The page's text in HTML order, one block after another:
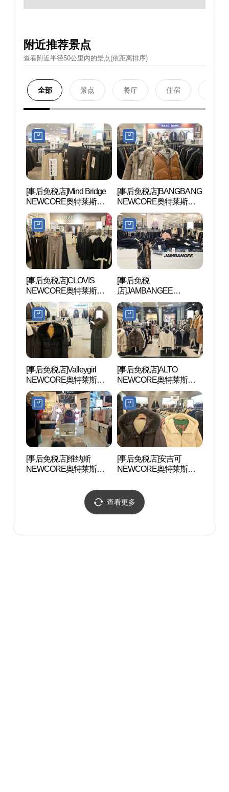
附近推荐景点
查看附近半径50公里內的景点(依距离排序)
全部 景点 餐厅 住宿
[事后免税店]Mind Bridge
NEWCORE奥特莱斯山
本店(마인드브릿지 뉴코
아아울렛 산본점)
[事后免税店]BANGBANG
NEWCORE奥特莱斯山
本店(뱅뱅 뉴코아아울렛
산본점)
[事后免税店]CLOVIS
NEWCORE奥特莱斯山
本店(클라비스 뉴코아아
울렛 산본점)
[事后免税
店]JAMBANGEE
NEWCORE奥特莱斯山
本店(잠뱅이 뉴코아아울
렛 산본점)
[事后免税店]Valleygirl
NEWCORE奥特莱斯山
本店(밸리걸 뉴코아아울
렛 산본점)
[事后免税店]ALTO
NEWCORE奥特莱斯山
本店(알토 뉴코아아울렛
산본점)
[事后免税店]维纳斯
NEWCORE奥特莱斯山
[事后免税店]安吉可
NEWCORE奥特莱斯山
렛 산본점)
查看更多